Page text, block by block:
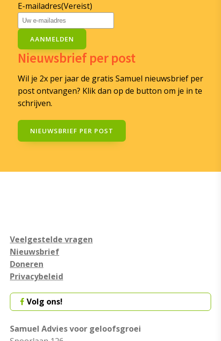
E-mailadres(Vereist)
AANMELDEN
Nieuwsbrief per post
Wil je 2x per jaar de gratis Samuel nieuwsbrief per
post ontvangen? Klik dan op de button om je in te
schrijven.
NIEUWSBRIEF PER POST
Veelgestelde vragen
Nieuwsbrief
Doneren
Privacybeleid
Volg ons!
Samuel Advies voor geloofsgroei